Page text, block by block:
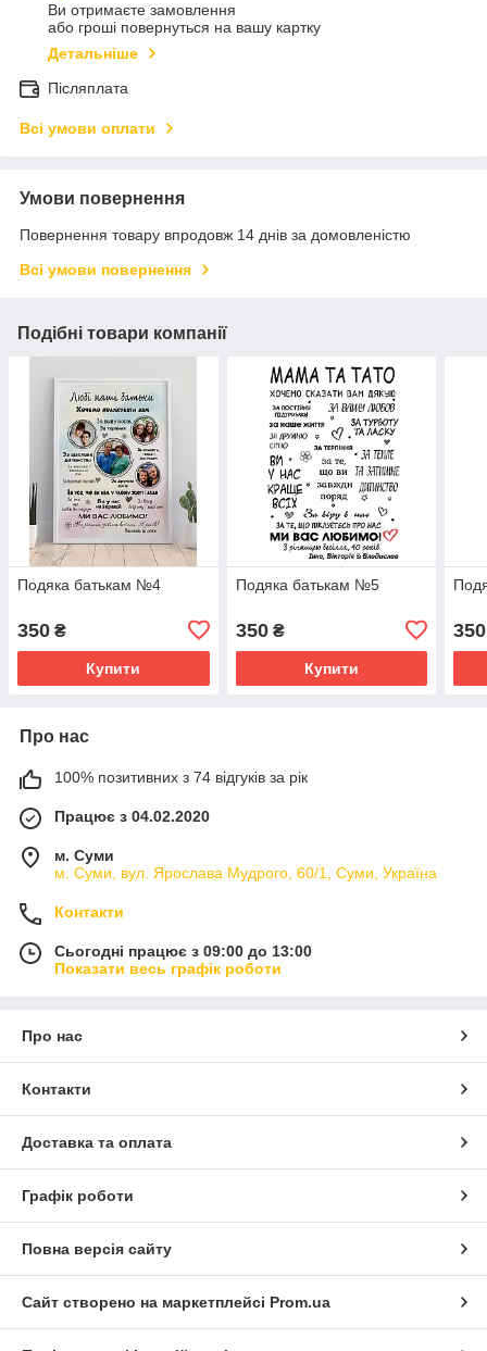
Ви отримаєте замовлення
або гроші повернуться на вашу картку
Детальніше
Післяплата
Всі умови оплати
Умови повернення
Повернення товару впродовж 14 днів за домовленістю
Всі умови повернення
Подібні товари компанії
Подяка батькам №4
350 ₴
Купити
Подяка батькам №5
350₴
Купити
350
Про нас
100% позитивних з 74 відгуків за рік
Працює з 04.02.2020
м. Суми
м. Суми, вул. Ярослава Мудрого, 60/1, Суми, Україна
Контакти
Сьогодні працює з 09:00 до 13:00
Показати весь графік роботи
Про нас
Контакти
Доставка та оплата
Графік роботи
Повна версія сайту
Сайт створено на маркетплейсі Prom.ua